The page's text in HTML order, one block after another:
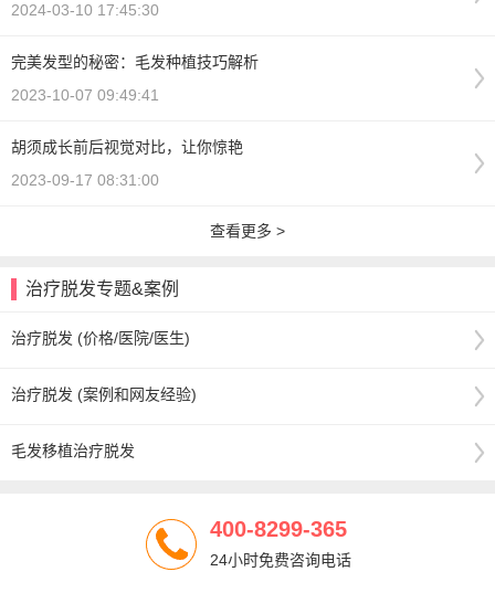
2024-03-10 17:45:30
完美发型的秘密：毛发种植技巧解析
2023-10-07 09:49:41
胡须成长前后视觉对比，让你惊艳
2023-09-17 08:31:00
查看更多 >
治疗脱发专题&案例
治疗脱发 (价格/医院/医生)
治疗脱发 (案例和网友经验)
毛发移植治疗脱发
400-8299-365
24小时免费咨询电话